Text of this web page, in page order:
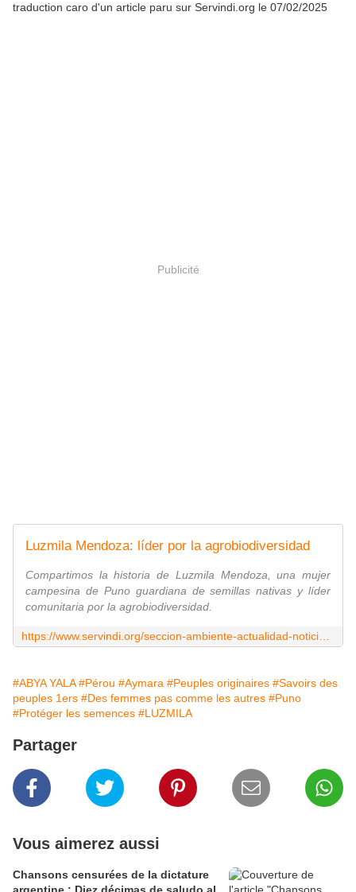
traduction caro d'un article paru sur Servindi.org le 07/02/2025
Publicité
Luzmila Mendoza: líder por la agrobiodiversidad
Compartimos la historia de Luzmila Mendoza, una mujer
campesina de Puno guardiana de semillas nativas y líder
comunitaria por la agrobiodiversidad.
#ABYA YALA #Pérou #Aymara #Peuples originaires #Savoirs des
peuples 1ers #Des femmes pas comme les autres #Puno
#Protéger les semences #LUZMILA
Partager
Vous aimerez aussi
Chansons censurées de la dictature